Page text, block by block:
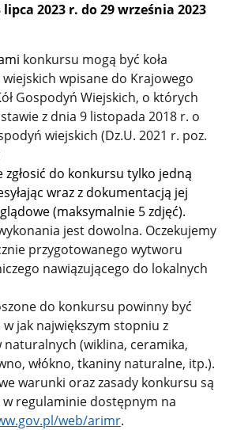
lipca 2023 r. do 29 września 2023
konkursu mogą być koła
wpisane do Krajowego
Gospodyń Wiejskich, o których
z dnia 9 listopada 2018 r. o
wiejskich (Dz.U. 2021 r. poz.
zgłosić do konkursu tylko jedną
wraz z dokumentacją jej
(maksymalnie 5 zdjęć).
jest dowolna. Oczekujemy
przygotowanego wytworu
nawiązującego do lokalnych
do konkursu powinny być
jak największym stopniu z
(wiklina, ceramika,
włókno, tkaniny naturalne, itp.).
warunki oraz zasady konkursu są
regulaminie dostępnym na
web/arimr.